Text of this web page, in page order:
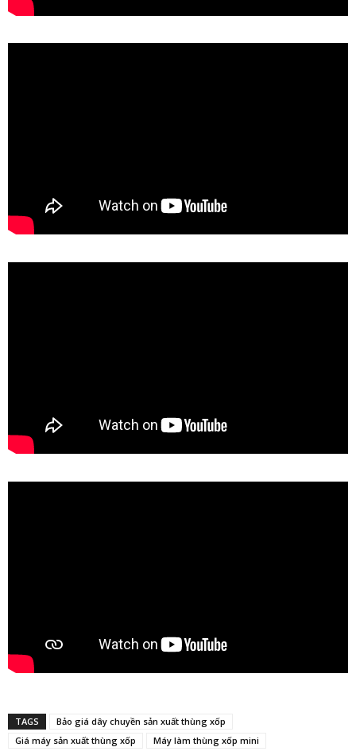
TAGS
Bảo giá dây chuyền sản xuất thùng xốp
Giá máy sản xuất thùng xốp
Máy làm thùng xốp mini